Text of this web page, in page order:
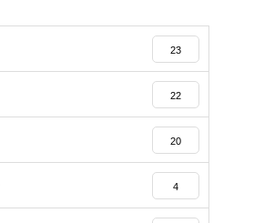
23
22
20
4